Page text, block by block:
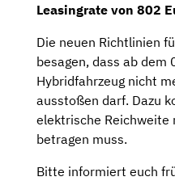
Leasingrate von 802
Die neuen Richtlinien
besagen, dass ab
Hybridfahrzeug nicht
ausstoßen darf. Dazu
elektrische Reichweite
betragen muss.
Bitte informiert euch